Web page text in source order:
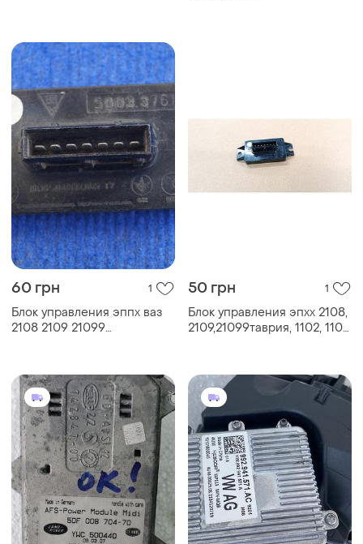
60 грн 1
Блок управления эппх ваз
2108 2109 21099
50 грн 1
Блок управления эпхх 2108,
2109,21099таврия, 1102, 1103,